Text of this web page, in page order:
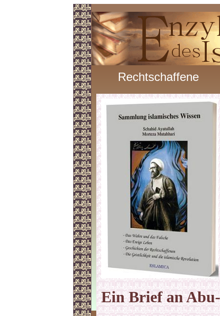
Rechtschaffene
Ein Brief an